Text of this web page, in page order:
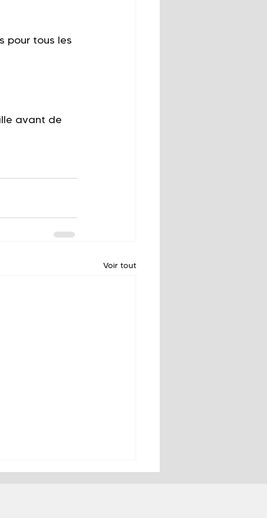
pour tous les
avant de
Voir tout